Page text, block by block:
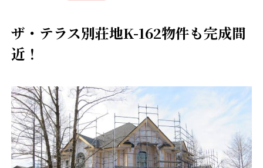
ザ・テラス別荘地K-162物件も完成間
近！